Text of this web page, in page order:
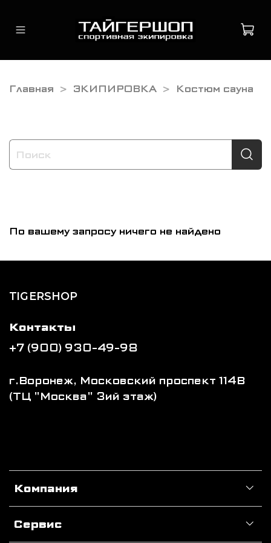
Главная ЭКИПИРОВКА Костюм сауна
По вашему запросу ничего не найдено
TIGERSHOP
Компания
Сервис
Контакты
+7 (900) 930-49-98
г.Воронеж, Московский проспект 114В
(ТЦ "Москва" 3ий этаж)